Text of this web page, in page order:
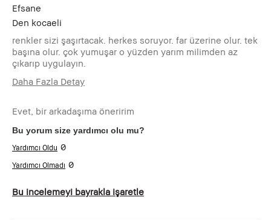
Efsane
Den kocaeli
renkler sizi şaşırtacak. herkes soruyor. far üzerine olur. tek
başına olur. çok yumuşar o yüzden yarım milimden az
çıkarıp uygulayın.
Daha Fazla Detay
Yaşındasınız?
Cilt Renginiz
Açık - Orta
Cilt Sorununuz
Faydaları
Doğal Işıltı, Kolay Sürülebilir, Long-
Wear, İYİ HİSSETTİRİR
Evet, bir arkadaşıma öneririm
Bu yorum size yardımcı olu mu?
0
0
Bu incelemeyi bayrakla işaretle